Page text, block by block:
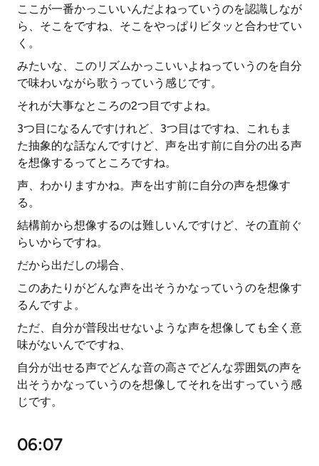
ここが一番かっこいいんだよねっていうのを認識しなが
ら、そこをですね、そこをやっぱりビタッと合わせてい
く。
みたいな、このリズムかっこいいよねっていうのを自分
で味わいながら歌うっていう感じです。
それが大事なところの2つ目ですよね。
3つ目になるんですけれど、3つ目はですね、これもま
た抽象的な話なんですけど、声を出す前に自分の出る声
を想像するってところですね。
声、わかりますかね。声を出す前に自分の声を想像す
る。
結構前から想像するのは難しいんですけど、その直前ぐ
らいからですね。
だから出だしの場合、
このあたりがどんな声を出そうかなっていうのを想像す
るんですよ。
ただ、自分が普段出せないような声を想像しても全く意
味がないんでですね、
自分が出せる声でどんな音の高さでどんな雰囲気の声を
出そうかなっていうのを想像してそれを出すっていう感
じです。
06:07